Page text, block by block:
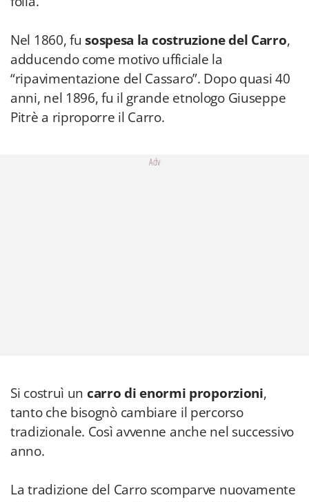
Nel 1860, fu sospesa la costruzione del Carro,
adducendo come motivo ufficiale la
“ripavimentazione del Cassaro”. Dopo quasi 40
anni, nel 1896, fu il grande etnologo Giuseppe
Pitrè a riproporre il Carro.
Adv
Si costruì un carro di enormi proporzioni,
tanto che bisognò cambiare il percorso
tradizionale. Così avvenne anche nel successivo
anno.
La tradizione del Carro scomparve nuovamente